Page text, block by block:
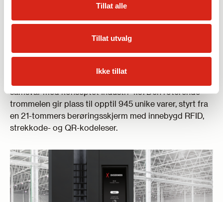
Tillat alle
Tillat utvalg
Ikke tillat
XSTOCK 945
samsvar med konseptet Industri 4.0. Den roterende
trommelen gir plass til opptil 945 unike varer, styrt fra
en 21-tommers berøringsskjerm med innebygd RFID,
strekkode- og QR-kodeleser.